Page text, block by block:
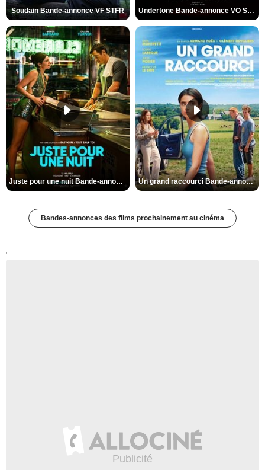
Soudain Bande-annonce VF STFR Undertone Bande-annonce VO STFR
Juste pour une nuit Bande-annonce VO STFR Un grand raccourci Bande-annonce VF
Bandes-annonces des films prochainement au cinéma
'